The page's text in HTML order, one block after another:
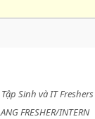
Sinh và IT Freshers
FRESHER/INTERN